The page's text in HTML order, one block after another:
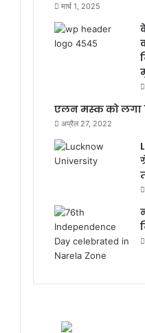
मार्च 1, 2025
एलन मस्क को लगा
अप्रैल 27, 2022